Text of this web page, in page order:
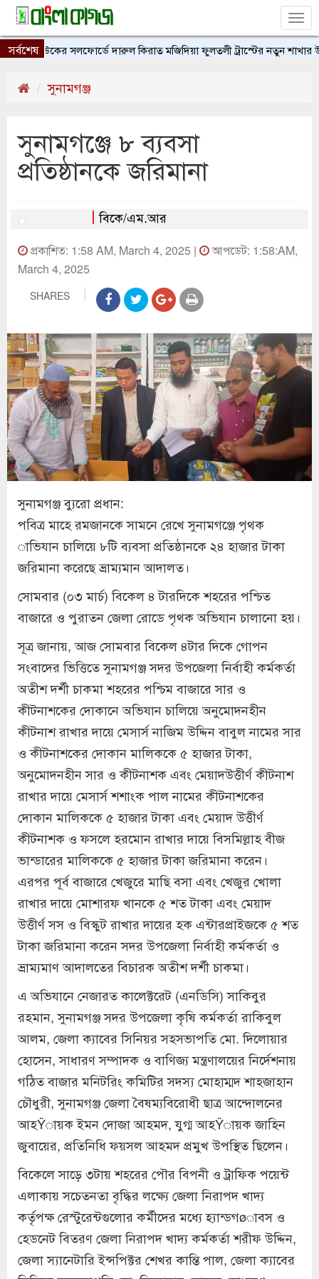
সর্বশেষ
ইউকের সলফোর্ডে দারুল কিরাত মজিদিয়া ফুলতলী ট্রাস্টের নতুন শাখার
সুনামগঞ্জ
সুনামগঞ্জে ৮ ব্যবসা
প্রতিষ্ঠানকে জরিমানা
বিকে/এম.আর
প্রকাশিত: 1:58 AM, March 4, 2025 |
আপডেট: 1:58:AM,
March 4, 2025
SHARES
সুনামগঞ্জ ব্যুরো প্রধান:
পবিত্র মাহে রমজানকে সামনে রেখে সুনামগঞ্জে পৃথক
াভিযান চালিয়ে ৮টি ব্যবসা প্রতিষ্ঠানকে ২৪ হাজার টাকা
জরিমানা করেছে ভ্রাম্যমান আদালত।
সোমবার (০৩ মার্চ) বিকেল ৪ টারদিকে শহরের পশ্চিত
বাজারে ও পুরাতন জেলা রোডে পৃথক অভিযান চালানো হয়।
সূত্র জানায়, আজ সোমবার বিকেল ৪টার দিকে গোপন
সংবাদের ভিত্তিতে সুনামগঞ্জ সদর উপজেলা নির্বাহী কর্মকর্তা
অতীশ দর্শী চাকমা শহরের পশ্চিম বাজারে সার ও
কীটনাশকের দোকানে অভিযান চালিয়ে অনুমোদনহীন
কীটনাশ রাখার দায়ে মেসার্স নাজিম উদ্দিন বাবুল নামের সার
ও কীটনাশকের দোকান মালিককে ৫ হাজার টাকা,
অনুমোদনহীন সার ও কীটনাশক এবং মেয়াদউত্তীর্ণ কীটনাশ
রাখার দায়ে মেসার্স শশাংক পাল নামের কীটনাশকের
দোকান মালিককে ৫ হাজার টাকা এবং মেয়াদ উত্তীর্ণ
কীটনাশক ও ফসলে হরমোন রাখার দায়ে বিসমিল্লাহ বীজ
ভান্ডারের মালিককে ৫ হাজার টাকা জরিমানা করেন।
এরপর পূর্ব বাজারে খেজুরে মাছি বসা এবং খেজুর খোলা
রাখার দায়ে মোশারফ খানকে ৫ শত টাকা এবং মেয়াদ
উত্তীর্ণ সস ও বিস্কুট রাখার দায়ের হক এন্টারপ্রাইজকে ৫ শত
টাকা জরিমানা করেন সদর উপজেলা নির্বাহী কর্মকর্তা ও
ভ্রাম্যমাণ আদালতের বিচারক অতীশ দর্শী চাকমা।
এ অভিযানে নেজারত কালেক্টরেট (এনডিসি) সাকিবুর
রহমান, সুনামগঞ্জ সদর উপজেলা কৃষি কর্মকর্তা রাকিবুল
আলম, জেলা ক্যাবের সিনিয়র সহসভাপতি মো. দিলোয়ার
হোসেন, সাধারণ সম্পাদক ও বাণিজ্য মন্ত্রণালয়ের নির্দেশনায়
গঠিত বাজার মনিটরিং কমিটির সদস্য মোহাম্মদ শাহজাহান
চৌধুরী, সুনামগঞ্জ জেলা বৈষম্যবিরোধী ছাত্র আন্দোলনের
আহŸায়ক ইমন দোজা আহমদ, যুগ্ম আহŸায়ক জাহিন
জুবায়ের, প্রতিনিধি ফয়সল আহমদ প্রমুখ উপস্থিত ছিলেন।
বিকেলে সাড়ে ৩টায় শহরের পৌর বিপনী ও ট্রাফিক পয়েন্ট
এলাকায় সচেতনতা বৃদ্ধির লক্ষ্যে জেলা নিরাপদ খাদ্য
কর্তৃপক্ষ রেস্টুরেন্টগুলোর কর্মীদের মধ্যে হ্যান্ডগøাবস ও
হেডনেট বিতরণ জেলা নিরাপদ খাদ্য কর্মকর্তা শরীফ উদ্দিন,
জেলা স্যানেটারি ইন্সপিক্টর শেখর কান্তি পাল, জেলা ক্যাবের